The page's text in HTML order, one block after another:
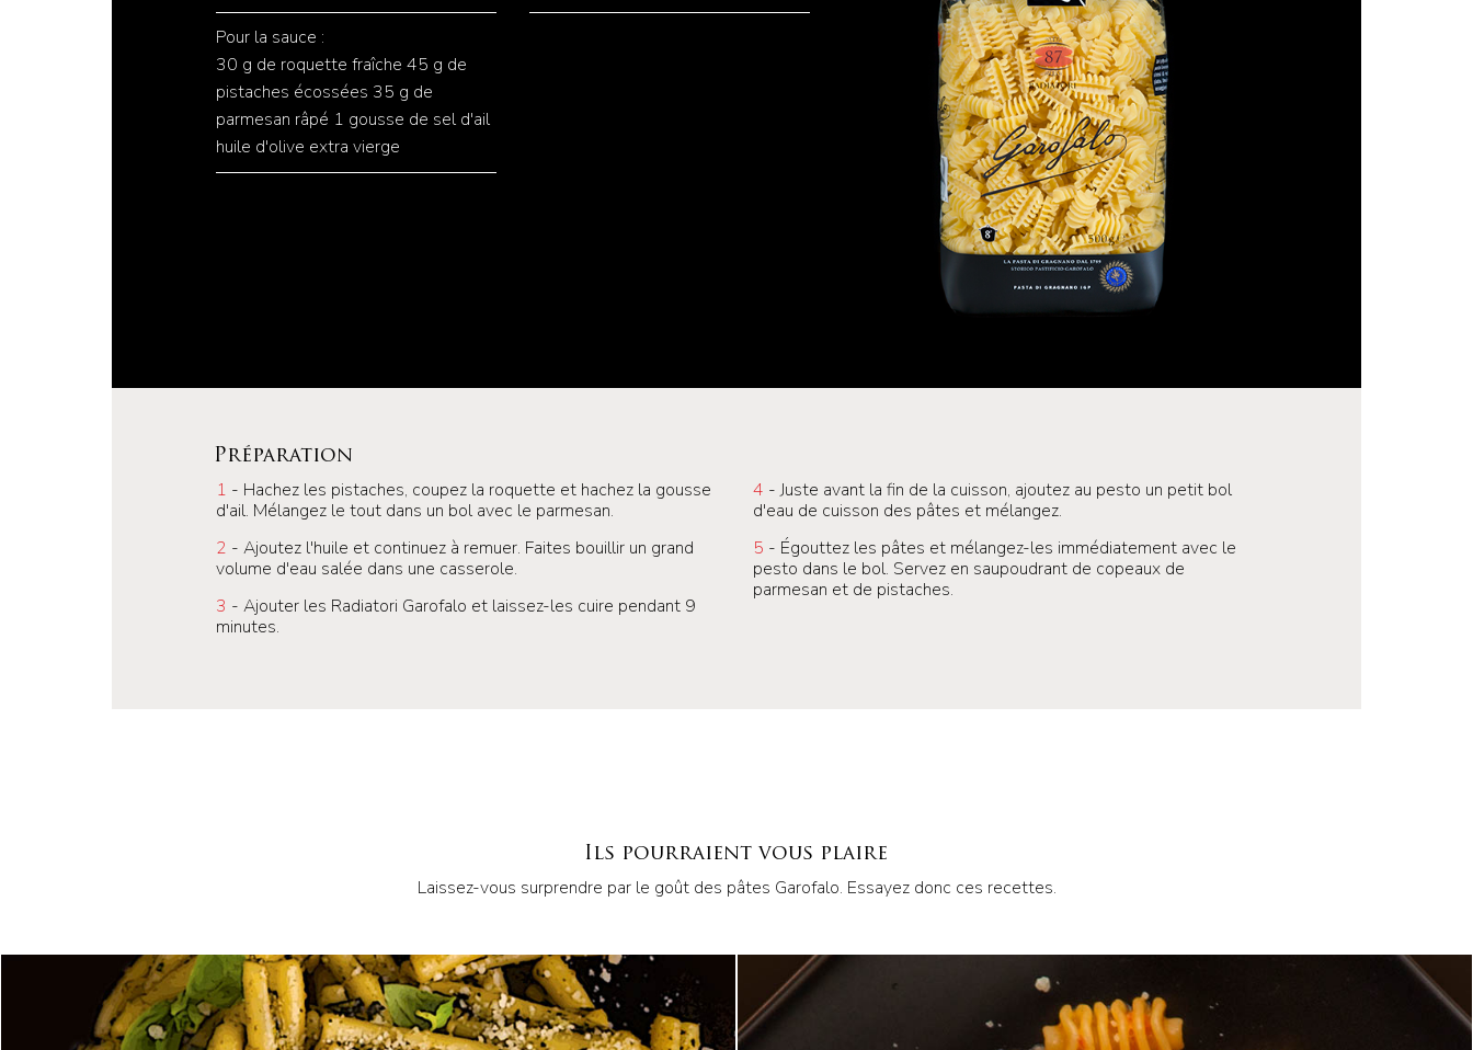
Pour la sauce :
30 g de roquette fraîche 45 g de
pistaches écossées 35 g de
parmesan râpé 1 gousse de sel d'ail
huile d'olive extra vierge
Préparation
1 - Hachez les pistaches, coupez la roquette et hachez la gousse
d'ail. Mélangez le tout dans un bol avec le parmesan.
2 - Ajoutez l'huile et continuez à remuer. Faites bouillir un grand
volume d'eau salée dans une casserole.
3 - Ajouter les Radiatori Garofalo et laissez-les cuire pendant 9
minutes.
4 - Juste avant la fin de la cuisson, ajoutez au pesto un petit bol
d'eau de cuisson des pâtes et mélangez.
5 - Égouttez les pâtes et mélangez-les immédiatement avec le
pesto dans le bol. Servez en saupoudrant de copeaux de
parmesan et de pistaches.
Ils pourraient vous plaire
Laissez-vous surprendre par le goût des pâtes Garofalo. Essayez donc ces recettes.